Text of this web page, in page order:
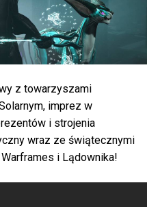
z towarzyszami
imprez w
i strojenia
wraz ze świątecznymi
i Lądownika!